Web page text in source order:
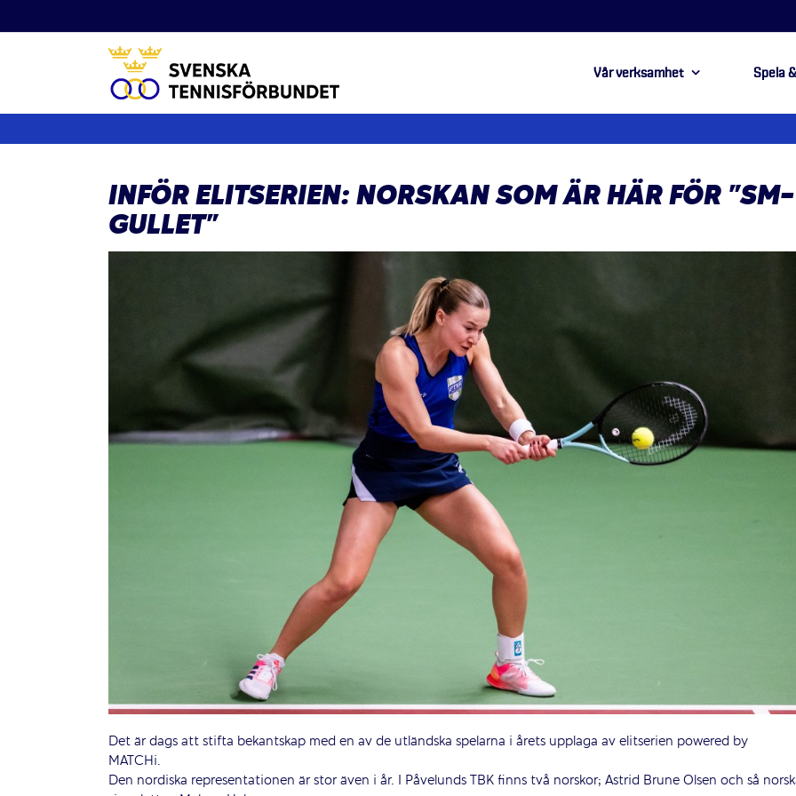
till
Vår verksamhet Spela
INFÖR ELITSERIEN: NORSKAN SOM ÄR HÄR FÖR ”SM-
GULLET”
Det är dags att stifta bekantskap med en av de utländska spelarna i årets upplaga av elitserien powered by
MATCHi.
Den nordiska representationen är stor även i år. I Påvelunds TBK finns två norskor; Astrid Brune Olsen och så